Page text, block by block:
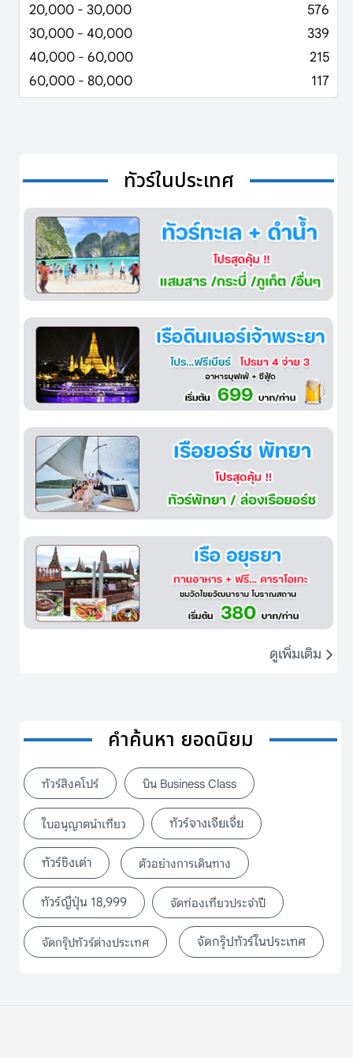
20,000 - 30,000
576
30,000 - 40,000
339
40,000 - 60,000
215
60,000 - 80,000
117
ทัวร์ในประเทศ
ดูเพิ่มเติม
คำค้นหา ยอดนิยม
ทัวร์สิงคโปร์ บิน Business Class
ใบอนุญาตนำเที่ยว ทัวร์จางเจียเจี้ย
ทัวร์ชิงเต่า ตัวอย่างการเดินทาง
ทัวร์ญี่ปุ่น 18,999 จัดท่องเที่ยวประจำปี
จัดกรุ๊ปทัวร์ต่างประเทศ จัดกรุ๊ปทัวร์ในประเทศ